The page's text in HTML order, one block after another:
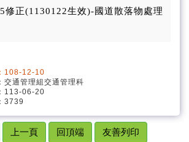
助
交通資料庫
突迴避法身分關係揭露專區
修正(1130122生效)-國道散落物處理
12-10
通管理組交通管理科
日期：113-06-20
3739
上一頁 回頂端 友善列印